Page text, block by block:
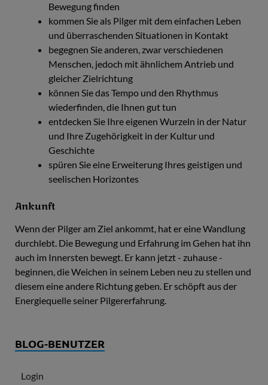
Bewegung finden
kommen Sie als Pilger mit dem einfachen Leben
und überraschenden Situationen in Kontakt
begegnen Sie anderen, zwar verschiedenen
Menschen, jedoch mit ähnlichem Antrieb und
gleicher Zielrichtung
können Sie das Tempo und den Rhythmus
wiederfinden, die Ihnen gut tun
entdecken Sie Ihre eigenen Wurzeln in der Natur
und Ihre Zugehörigkeit in der Kultur und
Geschichte
spüren Sie eine Erweiterung Ihres geistigen und
seelischen Horizontes
Ankunft
Wenn der Pilger am Ziel ankommt, hat er eine Wandlung
durchlebt. Die Bewegung und Erfahrung im Gehen hat ihn
auch im Innersten bewegt. Er kann jetzt - zuhause -
beginnen, die Weichen in seinem Leben neu zu stellen und
diesem eine andere Richtung geben. Er schöpft aus der
Energiequelle seiner Pilgererfahrung.
BLOG-BENUTZER
Login